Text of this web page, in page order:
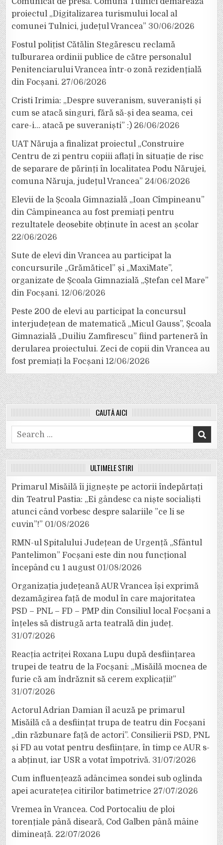
proiectul „Digitalizarea turismului local al
comunei Tulnici, județul Vrancea” 30/06/2026
Fostul polițist Cătălin Stegărescu reclamă
tulburarea ordinii publice de către personalul
Penitenciarului Vrancea într-o zonă rezidențială
din Focșani. 27/06/2026
Cristi Irimia: „Despre suveranism, suveraniști și
cum se atacă singuri, fără să-și dea seama, cei
care-i… atacă pe suveraniști” :) 26/06/2026
UAT Năruja a finalizat proiectul „Construire
Centru de zi pentru copiii aflați în situație de risc
de separare de părinți în localitatea Podu Nărujei,
comuna Năruja, județul Vrancea” 24/06/2026
Elevii de la Școala Gimnazială „Ioan Cîmpineanu”
din Câmpineanca au fost premiați pentru
rezultatele deosebite obținute în acest an școlar
22/06/2026
Sute de elevi din Vrancea au participat la
concursurile „Grămăticel” și „MaxiMate”,
organizate de Școala Gimnazială „Ștefan cel Mare”
din Focșani. 12/06/2026
Peste 200 de elevi au participat la concursul
interjudețean de matematică „Micul Gauss”, Școala
Gimnazială „Duiliu Zamfirescu” fiind parteneră în
derularea proiectului. Zeci de copii din Vrancea au
fost premiați la Focșani 12/06/2026
CAUTĂ AICI
Search
for:
ULTIMELE ȘTIRI
Primarul Misăilă îi jignește pe actorii îndepărtați
din Teatrul Pastia: „Ei gândesc ca niște socialiști
atunci când vorbesc despre salariile ”ce li se
cuvin”!” 01/08/2026
RMN-ul Spitalului Județean de Urgență „Sfântul
Pantelimon” Focșani este din nou funcțional
începând cu 1 august 01/08/2026
Organizația județeană AUR Vrancea își exprimă
dezamăgirea față de modul în care majoritatea
PSD – PNL – FD – PMP din Consiliul local Focșani a
înțeles să distrugă arta teatrală din județ.
31/07/2026
Reacția actriței Roxana Lupu după desființarea
trupei de teatru de la Focșani: „Misăilă mocnea de
furie că am îndrăznit să cerem explicații!”
31/07/2026
Actorul Adrian Damian îl acuză pe primarul
Misăilă că a desființat trupa de teatru din Focșani
„din răzbunare față de actori”. Consilierii PSD, PNL
și FD au votat pentru desființare, în timp ce AUR s-
a abținut, iar USR a votat împotrivă. 31/07/2026
Cum influențează adâncimea sondei sub oglinda
apei acuratețea citirilor batimetrice 27/07/2026
Vremea în Vrancea. Cod Portocaliu de ploi
torențiale până diseară, Cod Galben până mâine
dimineață. 22/07/2026